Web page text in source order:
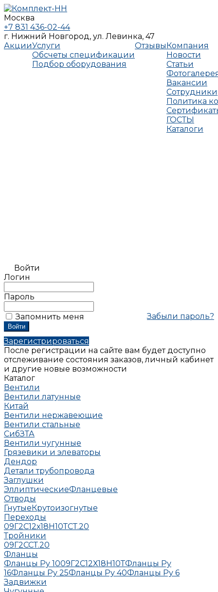
Москва
+7 831 436-02-44
г. Нижний Новгород, ул. Левинка, 47
АкцииУслуги
Обсчеты спецификации
Подбор оборудования
ОтзывыКомпания
Новости
Статьи
Вакансии
Сотрудники
Политика
ГОСТЫ
Каталоги
Войти
Логин
Пароль
Запомнить меня Забыли пароль?
Зарегистрироваться
После регистрации на сайте вам будет доступно
отслеживание состояния заказов, личный кабинет
и другие новые возможности
Каталог
Вентили
Вентили латунные
Китай
Вентили нержавеющие
Вентили стальные
СибЗТА
Вентили чугунные
Грязевики и элеваторы
Дендор
Детали трубопровода
Заглушки
ЭллиптическиеФланцевые
Отводы
ГнутыеКрутоизогнутые
Переходы
09Г2С12х18Н10ТСТ.20
Тройники
09Г2ССТ.20
Фланцы
Фланцы Ру 1009Г2С12Х18Н10ТФланцы Ру
16Фланцы Ру 25Фланцы Ру 40Фланцы Ру 6
Задвижки